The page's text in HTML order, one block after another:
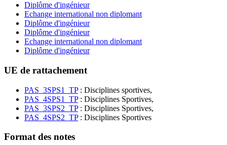
Diplôme d'ingénieur
Echange international non diplomant
Diplôme d'ingénieur
Diplôme d'ingénieur
Echange international non diplomant
Diplôme d'ingénieur
UE de rattachement
PAS_3SPS1_TP: Disciplines sportives,
PAS_4SPS1_TP: Disciplines Sportives,
PAS_3SPS2_TP: Disciplines Sportives,
PAS_4SPS2_TP: Disciplines Sportives
Format des notes